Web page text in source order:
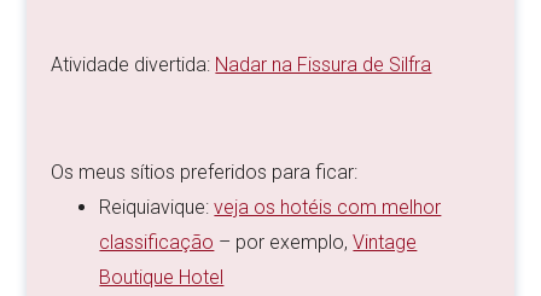
Atividade divertida: Nadar na Fissura de Silfra
Os meus sítios preferidos para ficar:
Reiquiavique:veja os hotéis com melhor
classificação – por exemplo,Vintage
Boutique Hotel